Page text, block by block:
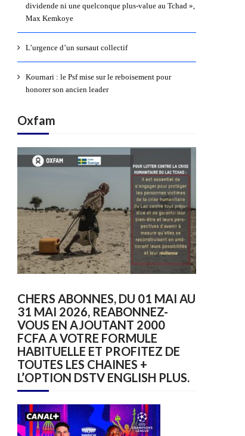
dividende ni une quelconque plus-value au Tchad »,
Max Kemkoye
L’urgence d’un sursaut collectif
Kournari : le Psf mise sur le reboisement pour
honorer son ancien leader
Oxfam
CHERS ABONNES, DU 01 MAI AU
31 MAI 2026, REABONNEZ-
VOUS EN AJOUTANT 2000
FCFA A VOTRE FORMULE
HABITUELLE ET PROFITEZ DE
TOUTES LES CHAINES +
L’OPTION DSTV ENGLISH PLUS.